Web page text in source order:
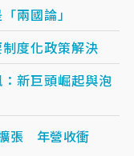
兩國論」
度化政策解決
新巨頭崛起與泡
張 年營收衝